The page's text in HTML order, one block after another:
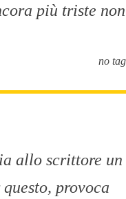
più triste non
no
allo scrittore un
provoca